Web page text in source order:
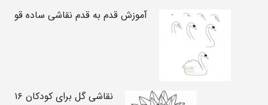
آموزش قدم به قدم نقاشی ساده قو
نقاشی گل برای کودکان ۱۶